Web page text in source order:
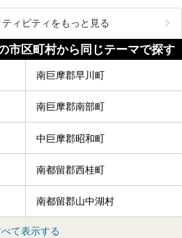
ィビティをもっと見る
市区町村から同じテーマで探す
南巨摩郡早川町
南巨摩郡南部町
中巨摩郡昭和町
南都留郡西桂町
南都留郡山中湖村
て表示する